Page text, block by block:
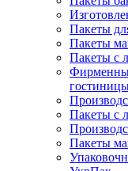
Пакеты
Пакеты
Пакеты с
Пакеты с
Пакеты